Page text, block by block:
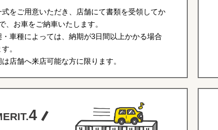
式をご用意いただき、店舗にて書類を受領してか
、お車をご納車いたします。
車種によっては、納期が3日間以上かかる場合
。
店舗へ来店可能な方に限ります。
4